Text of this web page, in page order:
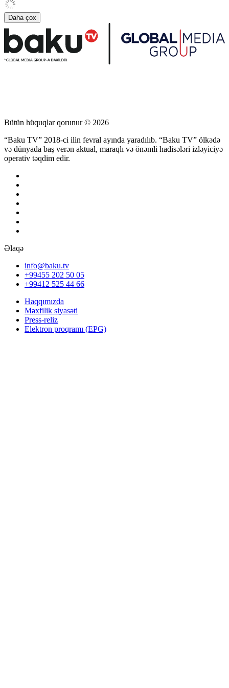
Daha çox
Bütün hüquqlar qorunur © 2026
“Baku TV” 2018-ci ilin fevral ayında yaradılıb. “Baku TV” ölkədə
və dünyada baş verən aktual, maraqlı və önəmli hadisələri izləyiciyə
operativ təqdim edir.
Əlaqə
info@baku.tv
+99455 202 50 05
+99412 525 44 66
Haqqımızda
Məxfilik siyasəti
Press-reliz
Elektron proqramı (EPG)